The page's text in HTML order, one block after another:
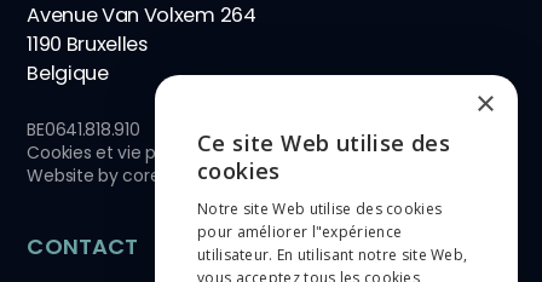
Avenue Van Volxem 264
1190 Bruxelles
Belgique
BE0641.818.910
Cookies et vie privée
Website bycore-graphics.be
CONTACT
ENGLISH
NEDERLANDS
FRANÇAIS
×
Ce site Web utilise des
cookies
Notre site Web utilise des cookies
pour améliorer l"expérience
utilisateur. En utilisant notre site Web,
vous acceptez tous les cookies